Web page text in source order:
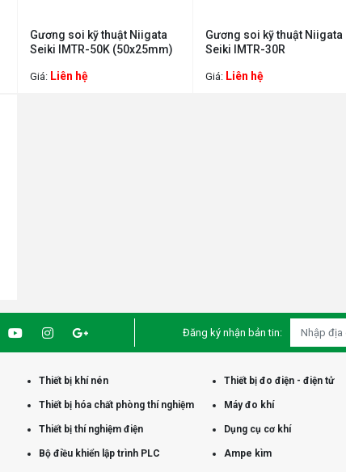
Gương soi kỹ thuật Niigata
Seiki IMTR-50K (50x25mm)
Giá: Liên hệ
Gương soi kỹ thuật Niigata
Seiki IMTR-30R
Giá: Liên hệ
Đăng ký nhận bản tin:
Thiết bị khí nén Thiết bị đo điện - điện tử
Thiết bị hóa chất phòng thí nghiệm Máy đo khí
Thiết bị thí nghiệm điện Dụng cụ cơ khí
Bộ điều khiển lập trình PLC Ampe kìm